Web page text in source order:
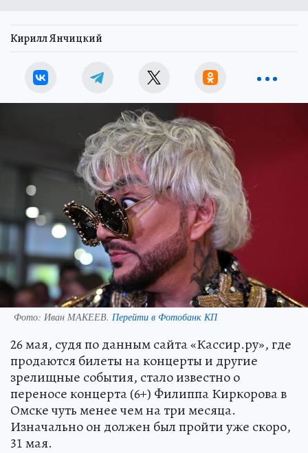
Кирилл Янчицкий
Фото: Иван МАКЕЕВ. Перейти в Фотобанк КП
26 мая, судя по данным сайта «Кассир.ру», где
продаются билеты на концерты и другие
зрелищные события, стало известно о
переносе концерта (6+) Филиппа Киркорова в
Омске чуть менее чем на три месяца.
Изначально он должен был пройти уже скоро,
31 мая.